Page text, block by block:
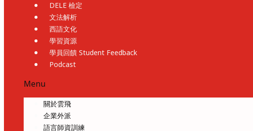
DELE 檢定
文法解析
西語文化
學習資源
學員回饋 Student Feedback
Podcast
Menu
關於雲飛
企業外派
語言師資訓練